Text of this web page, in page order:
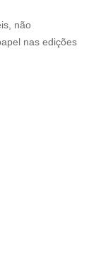
não
nas edições